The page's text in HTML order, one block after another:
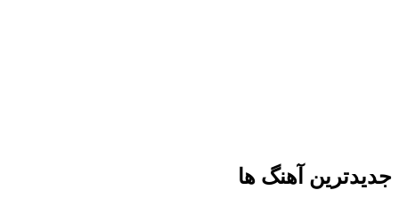
جدیدترین آهنگ ها